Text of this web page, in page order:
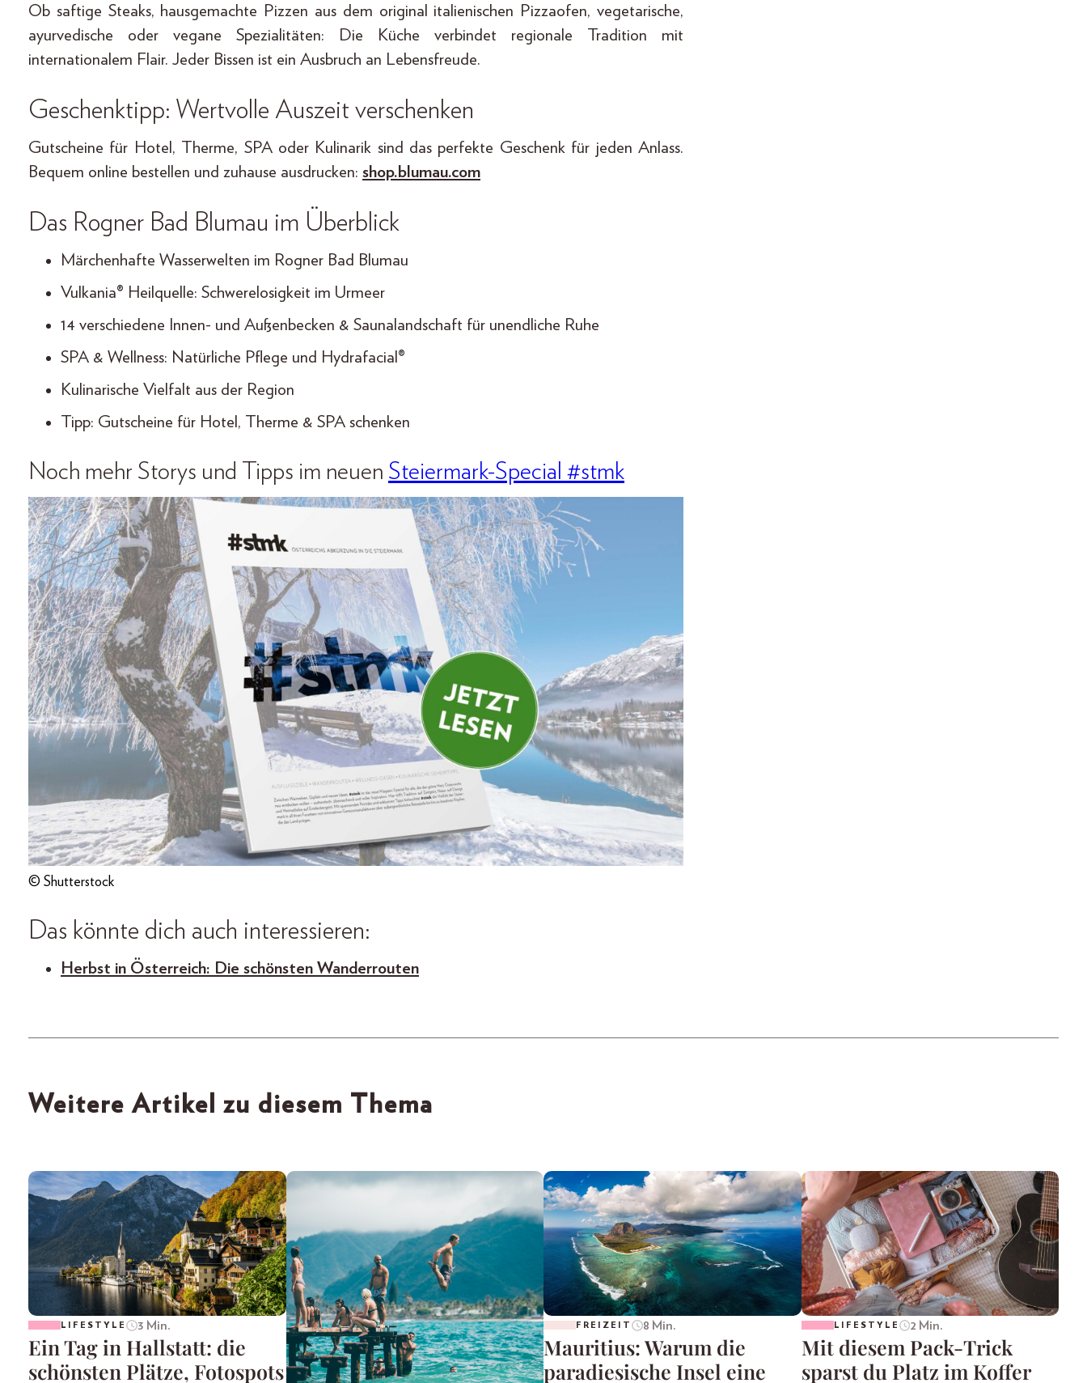
Ob saftige Steaks, hausgemachte Pizzen aus dem original italienischen Pizzaofen, vegetarische,
ayurvedische oder vegane Spezialitäten: Die Küche verbindet regionale Tradition mit
internationalem Flair. Jeder Bissen ist ein Ausbruch an Lebensfreude.
Geschenktipp: Wertvolle Auszeit verschenken
Gutscheine für Hotel, Therme, SPA oder Kulinarik sind das perfekte Geschenk für jeden Anlass.
Bequem online bestellen und zuhause ausdrucken: shop.blumau.com
Das Rogner Bad Blumau im Überblick
Märchenhafte Wasserwelten im Rogner Bad Blumau
Vulkania® Heilquelle: Schwerelosigkeit im Urmeer
14 verschiedene Innen- und Außenbecken & Saunalandschaft für unendliche Ruhe
SPA & Wellness: Natürliche Pflege und Hydrafacial®
Kulinarische Vielfalt aus der Region
Tipp: Gutscheine für Hotel, Therme & SPA schenken
Noch mehr Storys und Tipps im neuen Steiermark-Special #stmk
© Shutterstock
Das könnte dich auch interessieren:
Herbst in Österreich: Die schönsten Wanderrouten
Weitere Artikel zu diesem Thema
LIFESTYLE 3 Min.
Ein Tag in Hallstatt: die
schönsten Plätze, Fotospots
FREIZEIT 8 Min.
Mauritius: Warum die
paradiesische Insel eine
LIFESTYLE 2 Min.
Mit diesem Pack-Trick
sparst du Platz im Koffer